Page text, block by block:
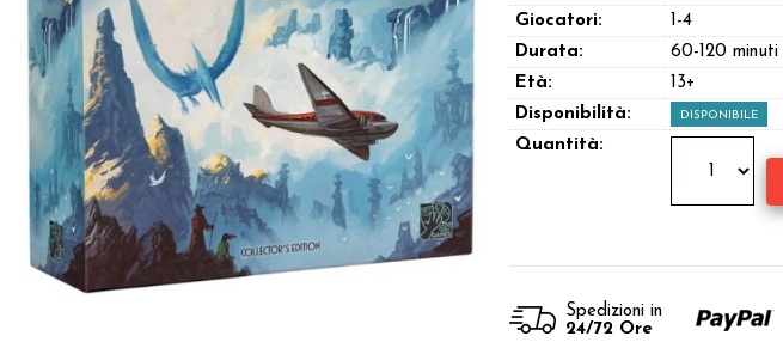
Giocatori:
1-4
Durata:
60-120 minuti
Età:
13+
Disponibilità:
DISPONIBILE
Quantità:
Spedizioni in
24/72 Ore